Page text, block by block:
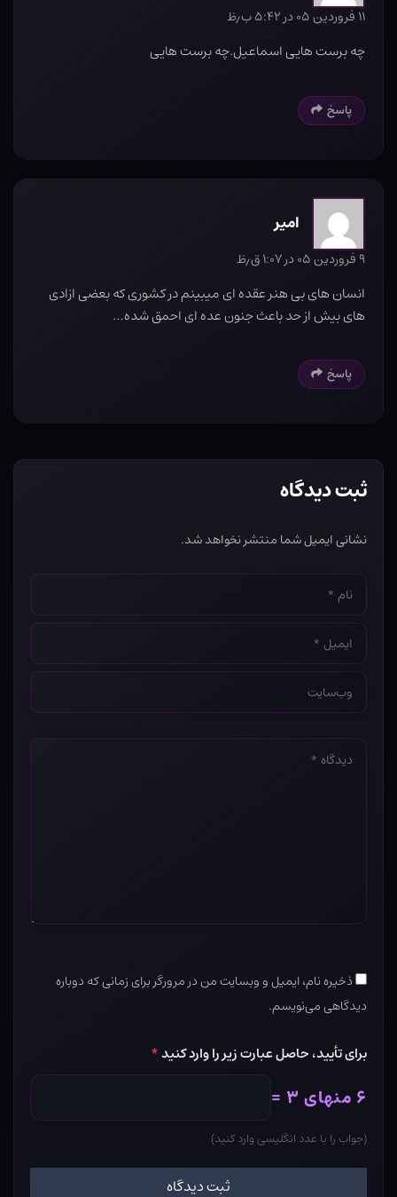
۱۱ فروردین ۰۵ در ۵:۴۲ ب٫ظ
چه برست هایی اسماعیل‌.چه برست هایی
پاسخ
امیر
۹ فروردین ۰۵ در ۱:۰۷ ق٫ظ
انسان های بی هنر عقده ای میبینم در کشوری که بعضی ازادی
های بیش از حد باعث جنون عده ای احمق شده…
پاسخ
ثبت دیدگاه
نشانی ایمیل شما منتشر نخواهد شد.
نام
*
ایمیل
*
وب‌سایت
*
دیدگاه
ذخیره نام، ایمیل و وبسایت من در مرورگر برای زمانی که دوباره
دیدگاهی می‌نویسم.
برای تأیید، حاصل عبارت زیر را وارد کنید*
۶ منهای ۳ =
(جواب را با عدد انگلیسی وارد کنید)